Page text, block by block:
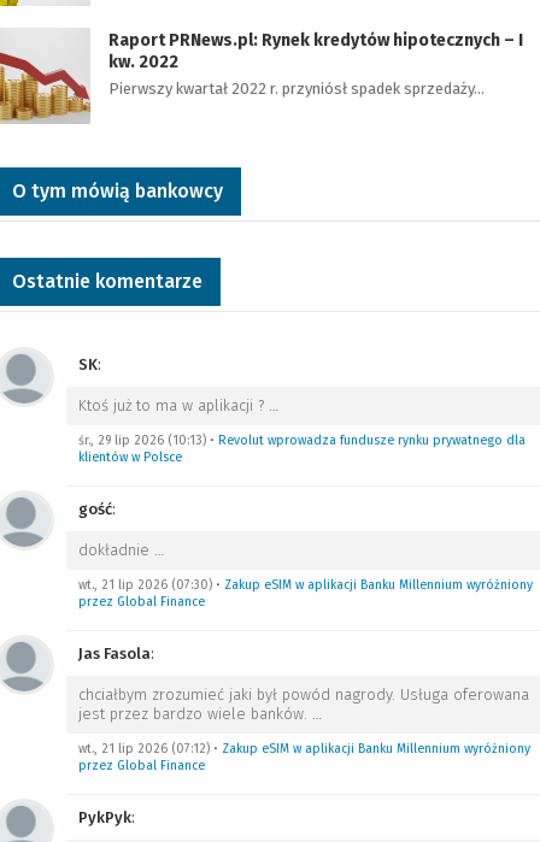
Raport PRNews.pl: Rynek kredytów hipotecznych – I
kw. 2022
Pierwszy kwartał 2022 r. przyniósł spadek sprzedaży…
O tym mówią bankowcy
Ostatnie komentarze
SK:
Ktoś już to ma w aplikacji ? …
śr., 29 lip 2026 (10:13) • Revolut wprowadza fundusze rynku prywatnego dla
klientów w Polsce
gość:
dokładnie …
wt., 21 lip 2026 (07:30) • Zakup eSIM w aplikacji Banku Millennium wyróżniony
przez Global Finance
Jas Fasola:
chciałbym zrozumieć jaki był powód nagrody. Usługa oferowana
jest przez bardzo wiele banków. …
wt., 21 lip 2026 (07:12) • Zakup eSIM w aplikacji Banku Millennium wyróżniony
przez Global Finance
PykPyk: